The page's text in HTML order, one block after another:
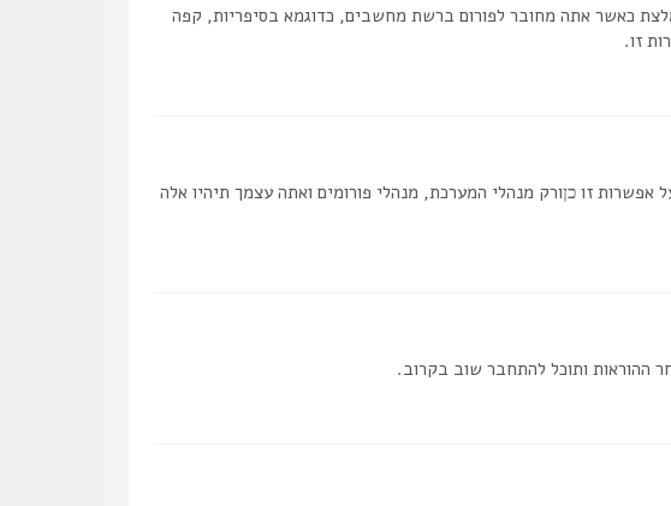
כאשר אתה מחובר לפורום ברשת מחשבים, כדוגמא בסיפריות, קפה
זו.
אפשרות זו כןורק מנהלי המערכת, מנהלי פורומים ואתה עצמך תיהיו אלה
ההוראות ותוכל להתחבר שוב בקרוב.